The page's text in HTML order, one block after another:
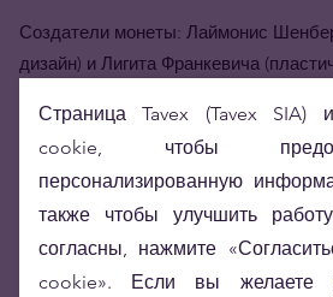
Создатели монеты: Лаймонис
дизайн) и Лигита Франкевича
Монетный двор-изготовитель:
(Нидерланды)
Монеты упакованы в коробки,
монете.
Страница Tavex (Tavex SIA)
cookie, чтобы
персонализированную
также чтобы улучшить
согласны, нажмите
cookie». Если вы желаете